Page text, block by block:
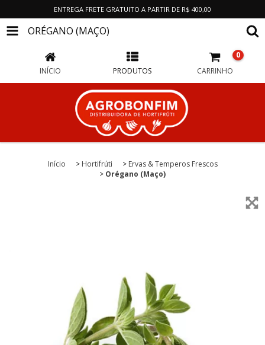
ENTREGA FRETE GRATUITO A PARTIR DE R$ 400,00
ORÉGANO (MAÇO)
INÍCIO PRODUTOS CARRINHO
0
Início > Hortifrúti > Ervas & Temperos Frescos
> Orégano (Maço)